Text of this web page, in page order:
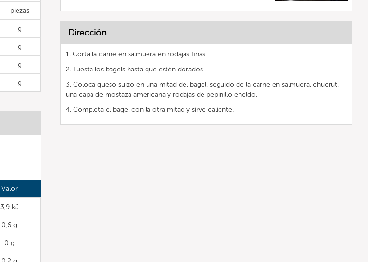
piezas
g
g
g
g
Valor
3,9 kJ
0,6 g
0 g
Dirección
1. Corta la carne en salmuera en rodajas finas
2. Tuesta los bagels hasta que estén dorados
3. Coloca queso suizo en una mitad del bagel, seguido de la carne en salmuera, chucrut,
una capa de mostaza americana y rodajas de pepinillo eneldo.
4. Completa el bagel con la otra mitad y sirve caliente.